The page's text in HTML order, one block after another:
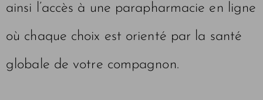
ainsi l’accès à une parapharmacie en ligne
où chaque choix est orienté par la santé
globale de votre compagnon.